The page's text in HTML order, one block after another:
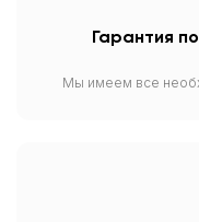
Гарантия
Мы имеем все